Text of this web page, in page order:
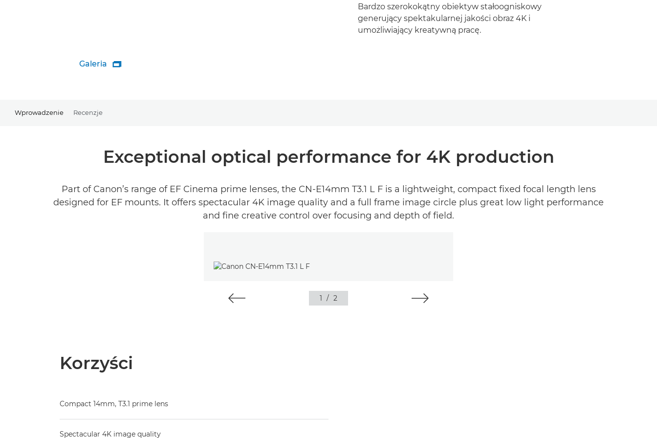
Galeria 
Bardzo szerokokątny obiektyw stałoogniskowy
generujący spektakularnej jakości obraz 4K i
umożliwiający kreatywną pracę.
Wprowadzenie Recenzje
Exceptional optical performance for 4K production
Part of Canon’s range of EF Cinema prime lenses, the CN-E14mm T3.1 L F is a lightweight, compact fixed focal length lens
designed for EF mounts. It offers spectacular 4K image quality and a full frame image circle plus great low light performance
and fine creative control over focusing and depth of field.
1 / 2
Korzyści
Compact 14mm, T3.1 prime lens
Spectacular 4K image quality